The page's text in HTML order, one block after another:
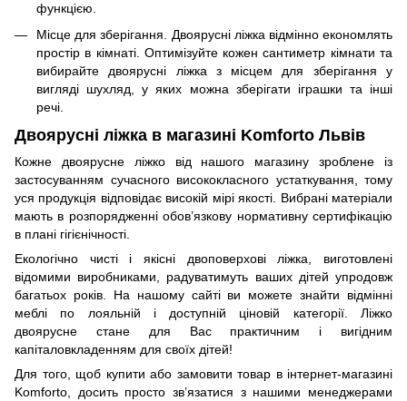
функцією.
Місце для зберігання. Двоярусні ліжка відмінно економлять
простір в кімнаті. Оптимізуйте кожен сантиметр кімнати та
вибирайте двоярусні ліжка з місцем для зберігання у
вигляді шухляд, у яких можна зберігати іграшки та інші
речі.
Двоярусні ліжка в магазині Komforto Львів
Кожне двоярусне ліжко від нашого магазину зроблене із
застосуванням сучасного висококласного устаткування, тому
уся продукція відповідає високій мірі якості. Вибрані матеріали
мають в розпорядженні обов’язкову нормативну сертифікацію
в плані гігієнічності.
Екологічно чисті і якісні двоповерхові ліжка, виготовлені
відомими виробниками, радуватимуть ваших дітей упродовж
багатьох років. На нашому сайті ви можете знайти відмінні
меблі по лояльній і доступній ціновій категорії. Ліжко
двоярусне стане для Вас практичним і вигідним
капіталовкладенням для своїх дітей!
Для того, щоб купити або замовити товар в інтернет-магазині
Komforto, досить просто зв’язатися з нашими менеджерами